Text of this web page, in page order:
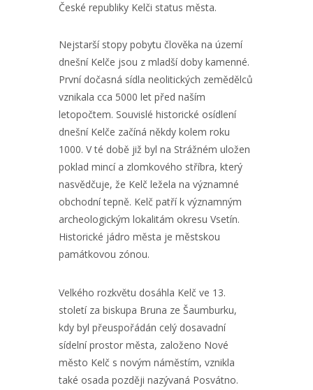
České republiky Kelči status města.
Nejstarší stopy pobytu člověka na území
dnešní Kelče jsou z mladší doby kamenné.
První dočasná sídla neolitických zemědělců
vznikala cca 5000 let před naším
letopočtem. Souvislé historické osídlení
dnešní Kelče začíná někdy kolem roku
1000. V té době již byl na Strážném uložen
poklad mincí a zlomkového stříbra, který
nasvědčuje, že Kelč ležela na významné
obchodní tepně. Kelč patří k významným
archeologickým lokalitám okresu Vsetín.
Historické jádro města je městskou
památkovou zónou.
Velkého rozkvětu dosáhla Kelč ve 13.
století za biskupa Bruna ze Šaumburku,
kdy byl přeuspořádán celý dosavadní
sídelní prostor města, založeno Nové
město Kelč s novým náměstím, vznikla
také osada později nazývaná Posvátno.